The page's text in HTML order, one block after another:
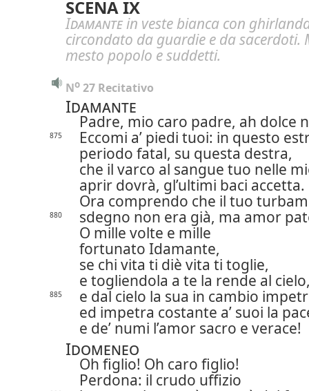
SCENA IX
Idamantein veste bianca con
circondato da guardie e da sacerdoti.
mesto popolo e suddetti.
No 27 Recitativo
Idamante
Padre, mio caro padre, ah dolce
875
Eccomi a’ piedi tuoi: in questo
periodo fatal, su questa destra,
che il varco al sangue tuo nelle
aprir dovrà, gl’ultimi baci accetta.
Ora comprendo che il tuo
880
sdegno non era già, ma amor
O mille volte e mille
fortunato Idamante,
se chi vita ti diè vita ti toglie,
e togliendola a te la rende al
885
e dal cielo la sua in cambio
ed impetra costante a’ suoi la
e de’ numi l’amor sacro e verace!
Idomeneo
Oh figlio! Oh caro figlio!
Perdona: il crudo uffizio